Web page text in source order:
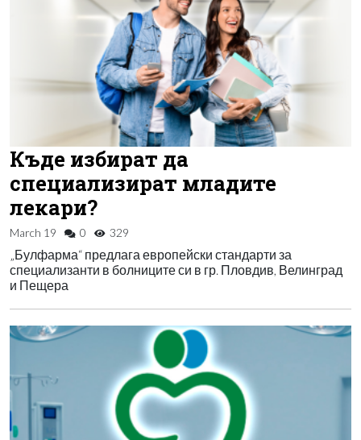
Къде избират да
специализират младите
лекари?
March 19 0 329
„Булфарма“ предлага европейски стандарти за
специализанти в болниците си в гр. Пловдив, Велинград
и Пещера